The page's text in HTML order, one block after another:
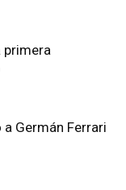
primera
Germán Ferrari